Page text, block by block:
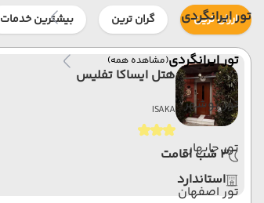
تور ایرانگردی
تور ایرانگردی(مشاهده همه)
تور بوشهر
تور چابهار
تور اصفهان
ارزان ترین گران ترین بیشترین خدمات
هتل ایساکا تفلیس
ISAKA
3 شب اقامت
استاندارد